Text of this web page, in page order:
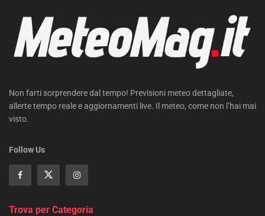
Non farti sorprendere dal tempo! Previsioni meteo dettagliate,
allerte tempo reale e aggiornamenti live. Il meteo, come non l’hai mai
visto.
Follow Us
Trova per Categoria